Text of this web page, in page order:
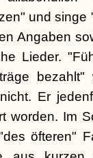
und
Angaben
Lieder.
Er
worden. Im
öfteren"